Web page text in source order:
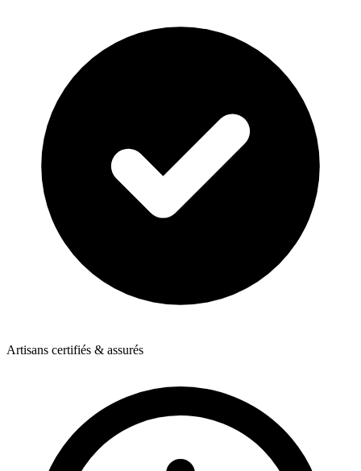
Artisans certifiés & assurés